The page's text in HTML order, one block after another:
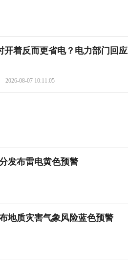
开着反而更省电？电力部门回应
2026-08-07 10:11:05
发布雷电黄色预警
地质灾害气象风险蓝色预警